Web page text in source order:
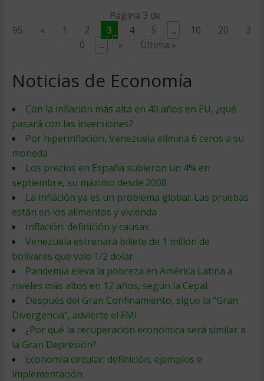
Página 3 de
95
« 1 2 3 4 5 ... 10 20
3
0
... » Última »
Noticias de Economía
Con la inflación más alta en 40 años en EU, ¿qué
pasará con las inversiones?
Por hiperinflación, Venezuela elimina 6 ceros a su
moneda
Los precios en España subieron un 4% en
septiembre, su máximo desde 2008
La inflación ya es un problema global: Las pruebas
están en los alimentos y vivienda
Inflación: definición y causas
Venezuela estrenará billete de 1 millón de
bolívares que vale 1/2 dolar
Pandemia eleva la pobreza en América Latina a
niveles más altos en 12 años, según la Cepal
Después del Gran Confinamiento, sigue la “Gran
Divergencia”, advierte el FMI
¿Por qué la recuperación económica será similar a
la Gran Depresión?
Economía circular: definición, ejemplos e
implementación